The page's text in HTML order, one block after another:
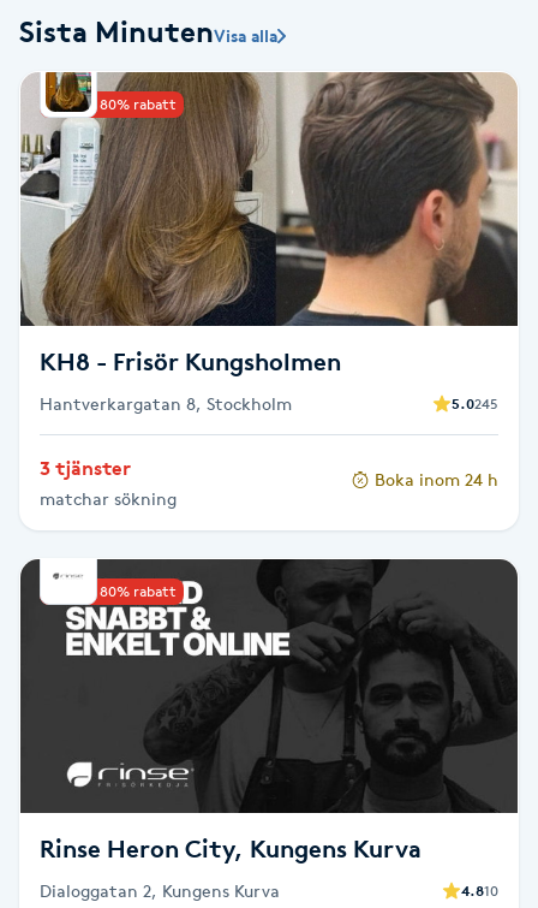
Babylights
Balayage
Bambumassage
Barber
Barnklippning
Brynformning
Brynfärgning
Bröllopsuppsättning
Celluliter
Sista MinutenVisa alla
Upp till 80% rabatt
KH8 - Frisör Kungsholmen
Hantverkargatan 8, Stockholm 5.0245
3 tjänster
matchar sökning
Boka inom 24 h
Upp till 80% rabatt
Rinse Heron City, Kungens Kurva
Dialoggatan 2, Kungens Kurva 4.810